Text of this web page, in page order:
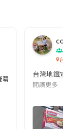
啦!這次的劇本改編
co
吹
台灣
台灣地鐵宣
閱讀更多